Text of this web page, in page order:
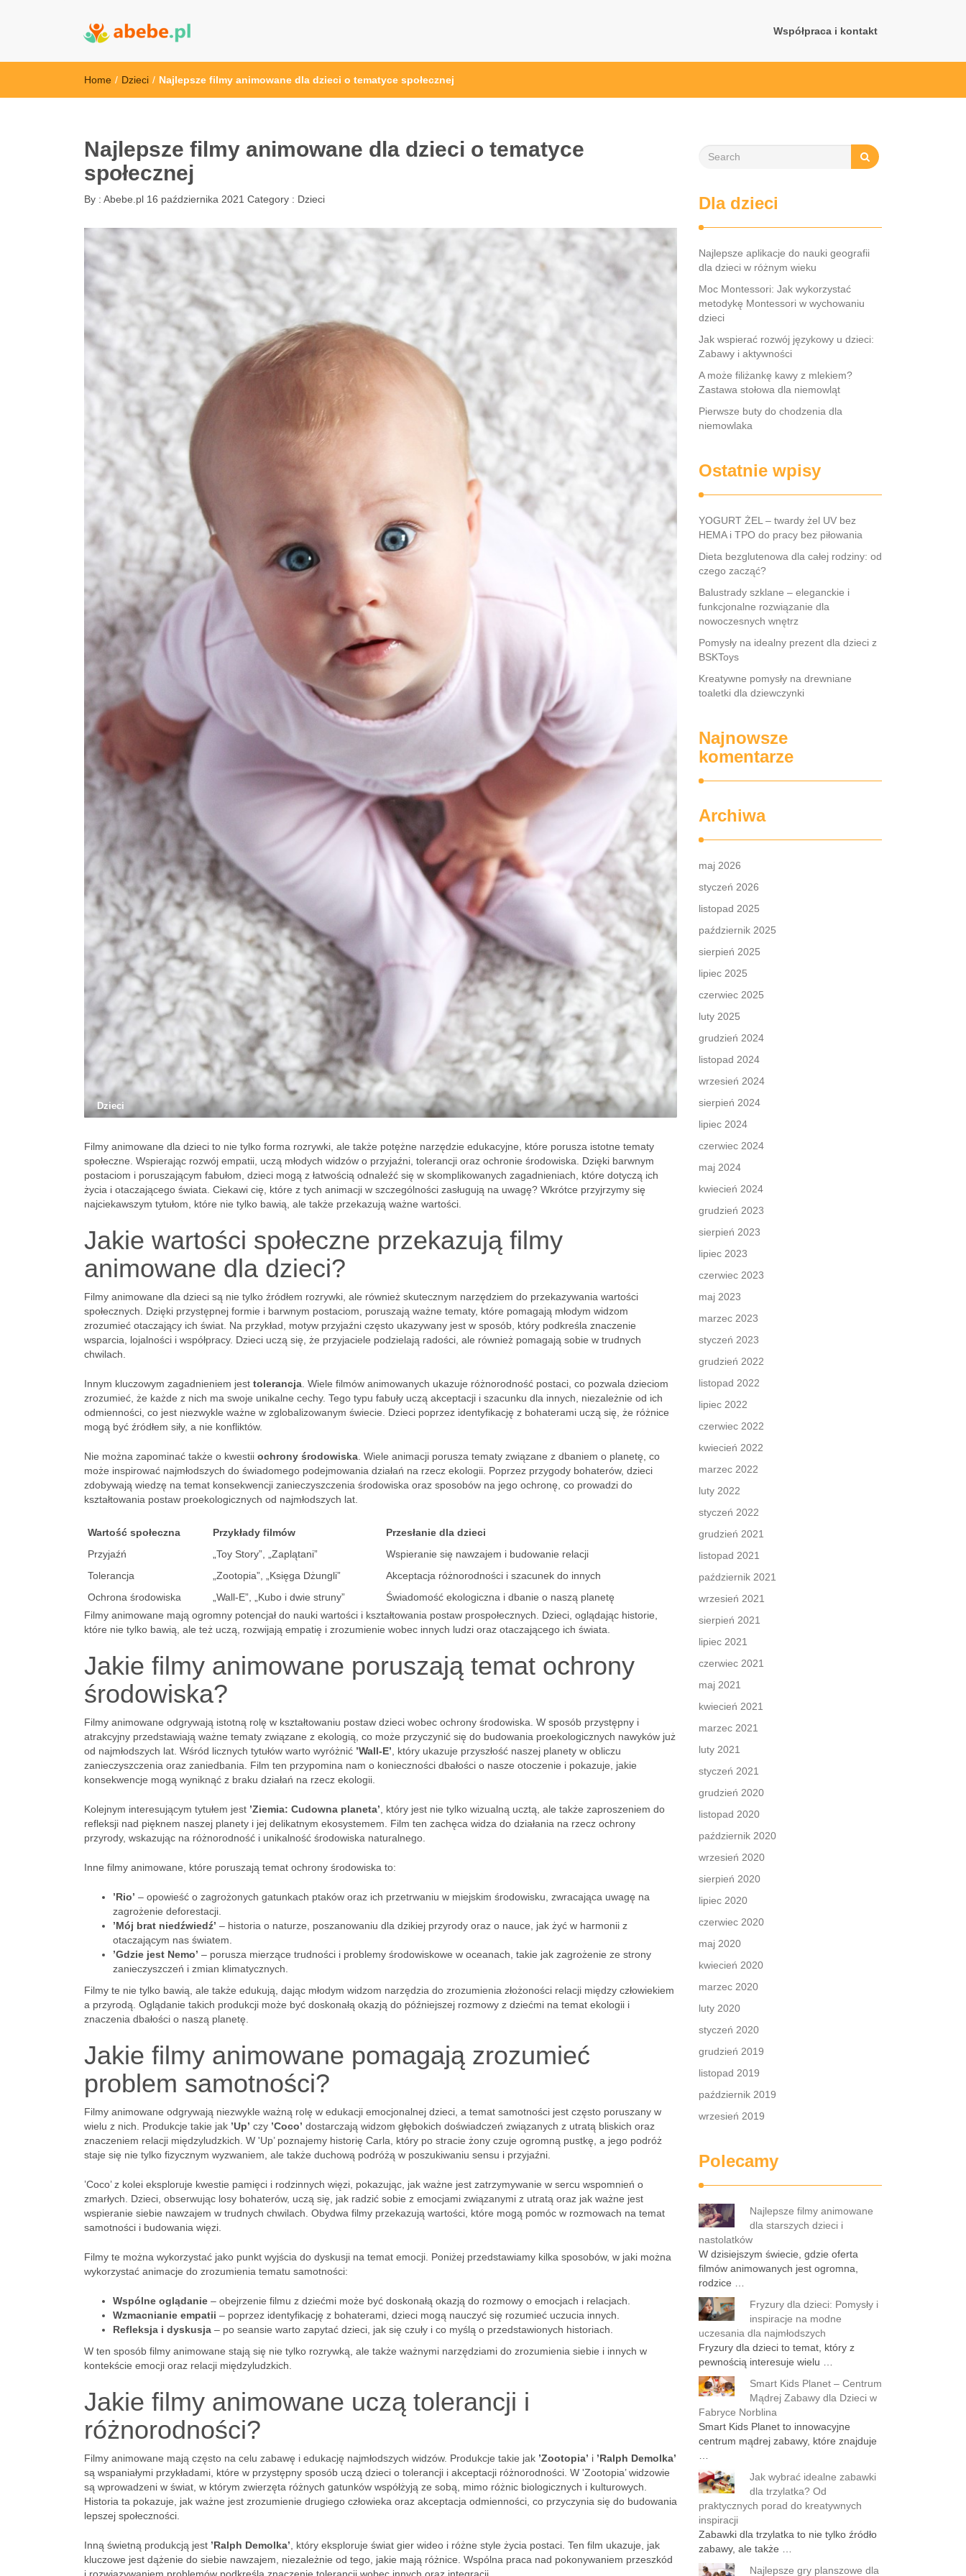
Wszystko dla dzieci - Polska
Współpraca i kontakt
Home / Dzieci / Najlepsze filmy animowane dla dzieci o tematyce społecznej
Najlepsze filmy animowane dla dzieci o tematyce
społecznej
By : Abebe.pl 16 października 2021 Category : Dzieci
Dzieci
Filmy animowane dla dzieci to nie tylko forma rozrywki, ale także potężne narzędzie edukacyjne, które porusza istotne tematy
społeczne. Wspierając rozwój empatii, uczą młodych widzów o przyjaźni, tolerancji oraz ochronie środowiska. Dzięki barwnym
postaciom i poruszającym fabułom, dzieci mogą z łatwością odnaleźć się w skomplikowanych zagadnieniach, które dotyczą ich
życia i otaczającego świata. Ciekawi cię, które z tych animacji w szczególności zasługują na uwagę? Wkrótce przyjrzymy się
najciekawszym tytułom, które nie tylko bawią, ale także przekazują ważne wartości.
Jakie wartości społeczne przekazują filmy
animowane dla dzieci?
Filmy animowane dla dzieci są nie tylko źródłem rozrywki, ale również skutecznym narzędziem do przekazywania wartości
społecznych. Dzięki przystępnej formie i barwnym postaciom, poruszają ważne tematy, które pomagają młodym widzom
zrozumieć otaczający ich świat. Na przykład, motyw przyjaźni często ukazywany jest w sposób, który podkreśla znaczenie
wsparcia, lojalności i współpracy. Dzieci uczą się, że przyjaciele podzielają radości, ale również pomagają sobie w trudnych
chwilach.
Innym kluczowym zagadnieniem jest tolerancja . Wiele filmów animowanych ukazuje różnorodność postaci, co pozwala dzieciom
zrozumieć, że każde z nich ma swoje unikalne cechy. Tego typu fabuły uczą akceptacji i szacunku dla innych, niezależnie od ich
odmienności, co jest niezwykle ważne w zglobalizowanym świecie. Dzieci poprzez identyfikację z bohaterami uczą się, że różnice
mogą być źródłem siły, a nie konfliktów.
Nie można zapominać także o kwestii ochrony środowiska . Wiele animacji porusza tematy związane z dbaniem o planetę, co
może inspirować najmłodszych do świadomego podejmowania działań na rzecz ekologii. Poprzez przygody bohaterów, dzieci
zdobywają wiedzę na temat konsekwencji zanieczyszczenia środowiska oraz sposobów na jego ochronę, co prowadzi do
kształtowania postaw proekologicznych od najmłodszych lat.
Wartość społeczna Przykłady filmów
Przesłanie dla dzieci
Przyjaźń
„Toy Story”, „Zaplątani”
Wspieranie się nawzajem i budowanie relacji
Tolerancja
„Zootopia”, „Księga Dżungli”
Akceptacja różnorodności i szacunek do innych
Ochrona środowiska
„Wall-E”, „Kubo i dwie struny”
Świadomość ekologiczna i dbanie o naszą planetę
Filmy animowane mają ogromny potencjał do nauki wartości i kształtowania postaw prospołecznych. Dzieci, oglądając historie,
które nie tylko bawią, ale też uczą, rozwijają empatię i zrozumienie wobec innych ludzi oraz otaczającego ich świata.
Jakie filmy animowane poruszają temat ochrony
środowiska?
Filmy animowane odgrywają istotną rolę w kształtowaniu postaw dzieci wobec ochrony środowiska. W sposób przystępny i
atrakcyjny przedstawiają ważne tematy związane z ekologią, co może przyczynić się do budowania proekologicznych nawyków już
od najmłodszych lat. Wśród licznych tytułów warto wyróżnić ’Wall-E’ , który ukazuje przyszłość naszej planety w obliczu
zanieczyszczenia oraz zaniedbania. Film ten przypomina nam o konieczności dbałości o nasze otoczenie i pokazuje, jakie
konsekwencje mogą wyniknąć z braku działań na rzecz ekologii.
Kolejnym interesującym tytułem jest ’Ziemia: Cudowna planeta’ , który jest nie tylko wizualną ucztą, ale także zaproszeniem do
refleksji nad pięknem naszej planety i jej delikatnym ekosystemem. Film ten zachęca widza do działania na rzecz ochrony
przyrody, wskazując na różnorodność i unikalność środowiska naturalnego.
Inne filmy animowane, które poruszają temat ochrony środowiska to:
’Rio’ – opowieść o zagrożonych gatunkach ptaków oraz ich przetrwaniu w miejskim środowisku, zwracająca uwagę na
zagrożenie deforestacji.
’Mój brat niedźwiedź’ – historia o naturze, poszanowaniu dla dzikiej przyrody oraz o nauce, jak żyć w harmonii z
otaczającym nas światem.
’Gdzie jest Nemo’ – porusza mierzące trudności i problemy środowiskowe w oceanach, takie jak zagrożenie ze strony
zanieczyszczeń i zmian klimatycznych.
Filmy te nie tylko bawią, ale także edukują, dając młodym widzom narzędzia do zrozumienia złożoności relacji między człowiekiem
a przyrodą. Oglądanie takich produkcji może być doskonałą okazją do późniejszej rozmowy z dziećmi na temat ekologii i
znaczenia dbałości o naszą planetę.
Jakie filmy animowane pomagają zrozumieć
problem samotności?
Filmy animowane odgrywają niezwykle ważną rolę w edukacji emocjonalnej dzieci, a temat samotności jest często poruszany w
wielu z nich. Produkcje takie jak ’Up’ czy ’Coco’ dostarczają widzom głębokich doświadczeń związanych z utratą bliskich oraz
znaczeniem relacji międzyludzkich. W 'Up’ poznajemy historię Carla, który po stracie żony czuje ogromną pustkę, a jego podróż
staje się nie tylko fizycznym wyzwaniem, ale także duchową podróżą w poszukiwaniu sensu i przyjaźni.
’Coco’ z kolei eksploruje kwestie pamięci i rodzinnych więzi, pokazując, jak ważne jest zatrzymywanie w sercu wspomnień o
zmarłych. Dzieci, obserwując losy bohaterów, uczą się, jak radzić sobie z emocjami związanymi z utratą oraz jak ważne jest
wspieranie siebie nawzajem w trudnych chwilach. Obydwa filmy przekazują wartości, które mogą pomóc w rozmowach na temat
samotności i budowania więzi.
Filmy te można wykorzystać jako punkt wyjścia do dyskusji na temat emocji. Poniżej przedstawiamy kilka sposobów, w jaki można
wykorzystać animacje do zrozumienia tematu samotności:
Wspólne oglądanie – obejrzenie filmu z dziećmi może być doskonałą okazją do rozmowy o emocjach i relacjach.
Wzmacnianie empatii – poprzez identyfikację z bohaterami, dzieci mogą nauczyć się rozumieć uczucia innych.
Refleksja i dyskusja – po seansie warto zapytać dzieci, jak się czuły i co myślą o przedstawionych historiach.
W ten sposób filmy animowane stają się nie tylko rozrywką, ale także ważnymi narzędziami do zrozumienia siebie i innych w
kontekście emocji oraz relacji międzyludzkich.
Jakie filmy animowane uczą tolerancji i
różnorodności?
Filmy animowane mają często na celu zabawę i edukację najmłodszych widzów. Produkcje takie jak ’Zootopia’ i ’Ralph Demolka’
są wspaniałymi przykładami, które w przystępny sposób uczą dzieci o tolerancji i akceptacji różnorodności. W 'Zootopia’ widzowie
są wprowadzeni w świat, w którym zwierzęta różnych gatunków współżyją ze sobą, mimo różnic biologicznych i kulturowych.
Historia ta pokazuje, jak ważne jest zrozumienie drugiego człowieka oraz akceptacja odmienności, co przyczynia się do budowania
lepszej społeczności.
Inną świetną produkcją jest ’Ralph Demolka’ , który eksploruje świat gier wideo i różne style życia postaci. Ten film ukazuje, jak
kluczowe jest dążenie do siebie nawzajem, niezależnie od tego, jakie mają różnice. Wspólna praca nad pokonywaniem przeszkód
Dla dzieci
Najlepsze aplikacje do nauki geografii
dla dzieci w różnym wieku
Moc Montessori: Jak wykorzystać
metodykę Montessori w wychowaniu
dzieci
Jak wspierać rozwój językowy u dzieci:
Zabawy i aktywności
A może filiżankę kawy z mlekiem?
Zastawa stołowa dla niemowląt
Pierwsze buty do chodzenia dla
niemowlaka
Ostatnie wpisy
YOGURT ŻEL – twardy żel UV bez
HEMA i TPO do pracy bez piłowania
Dieta bezglutenowa dla całej rodziny: od
czego zacząć?
Balustrady szklane – eleganckie i
funkcjonalne rozwiązanie dla
nowoczesnych wnętrz
Pomysły na idealny prezent dla dzieci z
BSKToys
Kreatywne pomysły na drewniane
toaletki dla dziewczynki
Najnowsze
komentarze
Archiwa
maj 2026
styczeń 2026
listopad 2025
październik 2025
sierpień 2025
lipiec 2025
czerwiec 2025
luty 2025
grudzień 2024
listopad 2024
wrzesień 2024
sierpień 2024
lipiec 2024
czerwiec 2024
maj 2024
kwiecień 2024
grudzień 2023
sierpień 2023
lipiec 2023
czerwiec 2023
maj 2023
marzec 2023
styczeń 2023
grudzień 2022
listopad 2022
lipiec 2022
czerwiec 2022
kwiecień 2022
marzec 2022
luty 2022
styczeń 2022
grudzień 2021
listopad 2021
październik 2021
wrzesień 2021
sierpień 2021
lipiec 2021
czerwiec 2021
maj 2021
kwiecień 2021
marzec 2021
luty 2021
styczeń 2021
grudzień 2020
listopad 2020
październik 2020
wrzesień 2020
sierpień 2020
lipiec 2020
czerwiec 2020
maj 2020
kwiecień 2020
marzec 2020
luty 2020
styczeń 2020
grudzień 2019
listopad 2019
październik 2019
wrzesień 2019
Polecamy
Najlepsze filmy animowane
dla starszych dzieci i
nastolatków
W dzisiejszym świecie, gdzie oferta
filmów animowanych jest ogromna,
rodzice …
Fryzury dla dzieci: Pomysły i
inspiracje na modne
uczesania dla najmłodszych
Fryzury dla dzieci to temat, który z
pewnością interesuje wielu …
Smart Kids Planet – Centrum
Mądrej Zabawy dla Dzieci w
Fabryce Norblina
Smart Kids Planet to innowacyjne
centrum mądrej zabawy, które znajduje
Jak wybrać idealne zabawki
dla trzylatka? Od
praktycznych porad do kreatywnych
inspiracji
Zabawki dla trzylatka to nie tylko źródło
zabawy, ale także …
Najlepsze gry planszowe dla